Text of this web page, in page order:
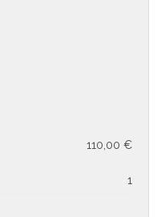
110,00 €
1